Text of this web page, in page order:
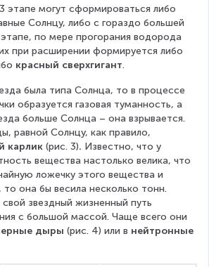
этапе могут сформироваться либо
Солнцу, либо с гораздо большей
по мере прогорания водорода
при расширении формируется либо
красный сверхгигант.
была типа Солнца, то в процессе
образуется газовая туманность, а
больше Солнца – она взрывается.
равной Солнцу, как правило,
карлик (рис. 3). Известно, что у
вещества настолько велика, что
ложечку этого вещества и
она бы весила несколько тонн.
звездный жизненный путь
с большой массой. Чаще всего они
дыры (рис. 4) или в нейтронные